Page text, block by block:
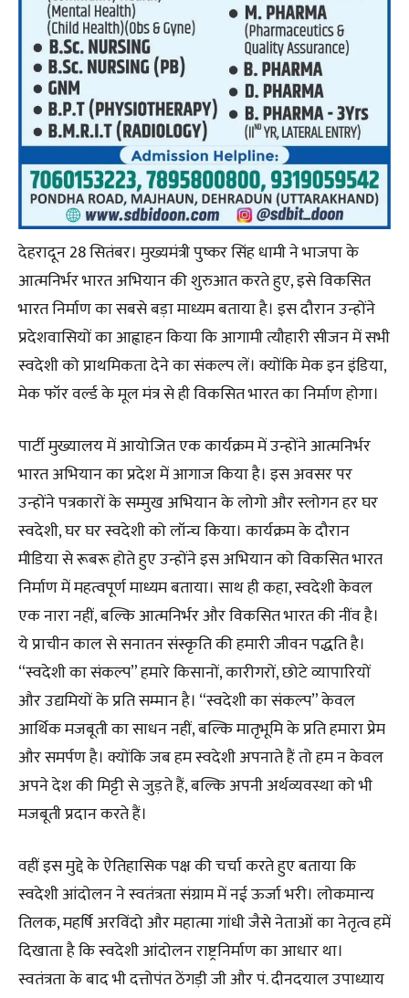
देहरादून 28 सितंबर। मुख्यमंत्री पुष्कर सिंह धामी ने भाजपा के
आत्मनिर्भर भारत अभियान की शुरुआत करते हुए, इसे विकसित
भारत निर्माण का सबसे बड़ा माध्यम बताया है। इस दौरान उन्होंने
प्रदेशवासियों का आह्वाहन किया कि आगामी त्यौहारी सीजन में सभी
स्वदेशी को प्राथमिकता देने का संकल्प लें। क्योंकि मेक इन इंडिया,
मेक फॉर वर्ल्ड के मूल मंत्र से ही विकसित भारत का निर्माण होगा।
पार्टी मुख्यालय में आयोजित एक कार्यक्रम में उन्होंने आत्मनिर्भर
भारत अभियान का प्रदेश में आगाज किया है। इस अवसर पर
उन्होंने पत्रकारों के सम्मुख अभियान के लोगो और स्लोगन हर घर
स्वदेशी, घर घर स्वदेशी को लॉन्च किया। कार्यक्रम के दौरान
मीडिया से रूबरू होते हुए उन्होंने इस अभियान को विकसित भारत
निर्माण में महत्वपूर्ण माध्यम बताया। साथ ही कहा, स्वदेशी केवल
एक नारा नहीं, बल्कि आत्मनिर्भर और विकसित भारत की नींव है।
ये प्राचीन काल से सनातन संस्कृति की हमारी जीवन पद्धति है।
“स्वदेशी का संकल्प” हमारे किसानों, कारीगरों, छोटे व्यापारियों
और उद्यमियों के प्रति सम्मान है। “स्वदेशी का संकल्प” केवल
आर्थिक मजबूती का साधन नहीं, बल्कि मातृभूमि के प्रति हमारा प्रेम
और समर्पण है। क्योंकि जब हम स्वदेशी अपनाते हैं तो हम न केवल
अपने देश की मिट्टी से जुड़ते हैं, बल्कि अपनी अर्थव्यवस्था को भी
मजबूती प्रदान करते हैं।
वहीं इस मुद्दे के ऐतिहासिक पक्ष की चर्चा करते हुए बताया कि
स्वदेशी आंदोलन ने स्वतंत्रता संग्राम में नई ऊर्जा भरी। लोकमान्य
तिलक, महर्षि अरविंदो और महात्मा गांधी जैसे नेताओं का नेतृत्व हमें
दिखाता है कि स्वदेशी आंदोलन राष्ट्रनिर्माण का आधार था।
स्वतंत्रता के बाद भी दत्तोपंत ठेंगड़ी जी और पं. दीनदयाल उपाध्याय